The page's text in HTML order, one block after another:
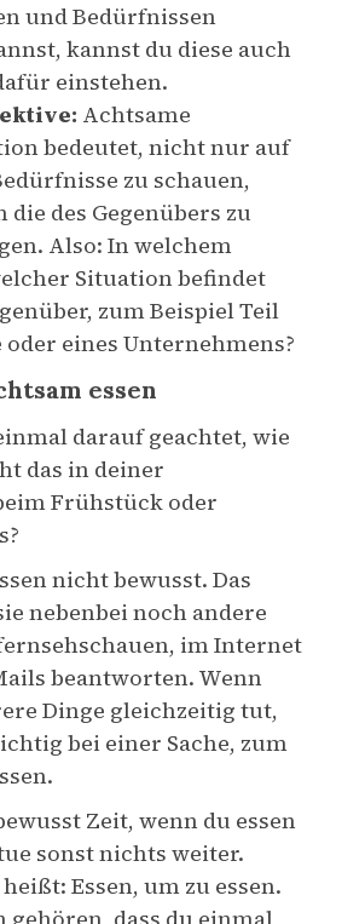
und Bedürfnissen
kannst du diese auch
einstehen.
Achtsame
bedeutet, nicht nur auf
zu schauen,
die des Gegenübers zu
Also: In welchem
Situation befindet
zum Beispiel Teil
eines Unternehmens?
essen
darauf geachtet, wie
das in deiner
Frühstück oder
nicht bewusst. Das
nebenbei noch andere
im Internet
beantworten. Wenn
Dinge gleichzeitig tut,
bei einer Sache, zum
Zeit, wenn du essen
sonst nichts weiter.
Essen, um zu essen.